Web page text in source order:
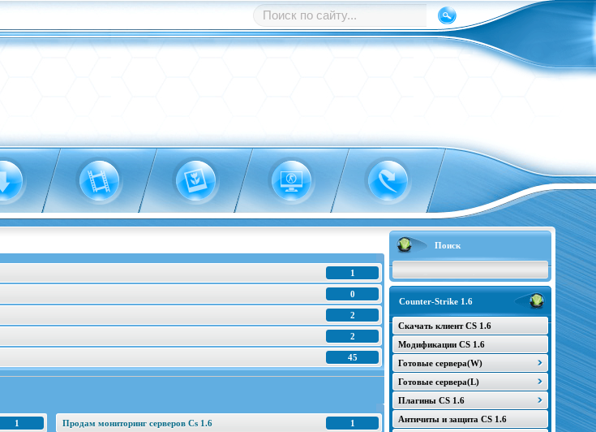
Поиск
Counter-Strike 1.6
Скачать клиент CS 1.6
Модификации CS 1.6
Готовые сервера(W)
Готовые сервера(L)
Плагины CS 1.6
Античиты и защита CS 1.6
1
0
2
2
45
1 1
Продам мониторинг серверов Cs 1.6